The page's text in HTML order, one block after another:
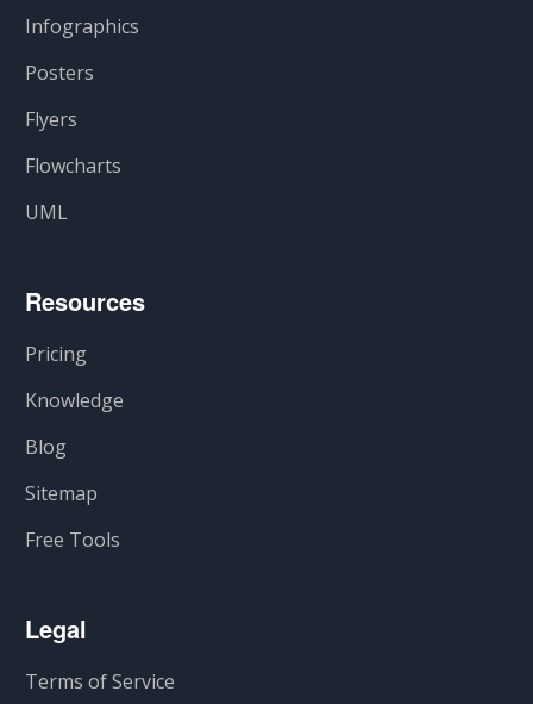
Infographics
Posters
Flyers
Flowcharts
UML
Resources
Pricing
Knowledge
Blog
Sitemap
Free Tools
Legal
Terms of Service